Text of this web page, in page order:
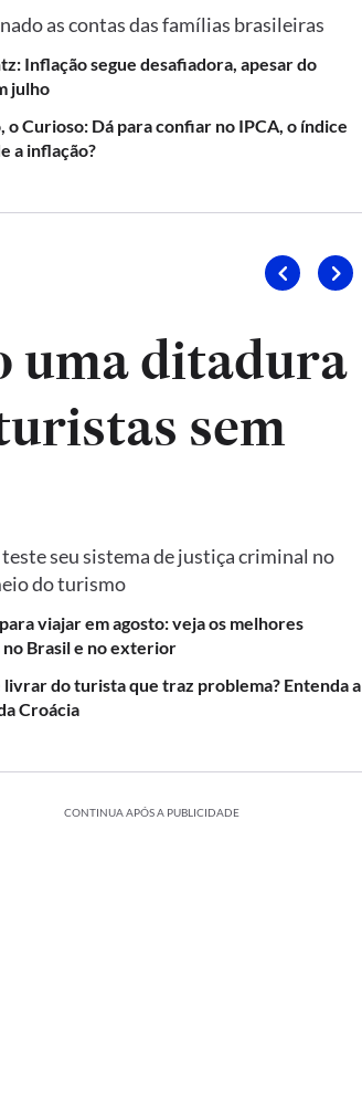
as contas das famílias brasileiras
Inflação segue desafiadora, apesar do
julho
o Curioso: Dá para confiar no IPCA, o índice
a inflação?
uma ditadura
sem
seu sistema de justiça criminal no
do turismo
viajar em agosto: veja os melhores
Brasil e no exterior
livrar do turista que traz problema? Entenda a
Croácia
CONTINUA APÓS A PUBLICIDADE